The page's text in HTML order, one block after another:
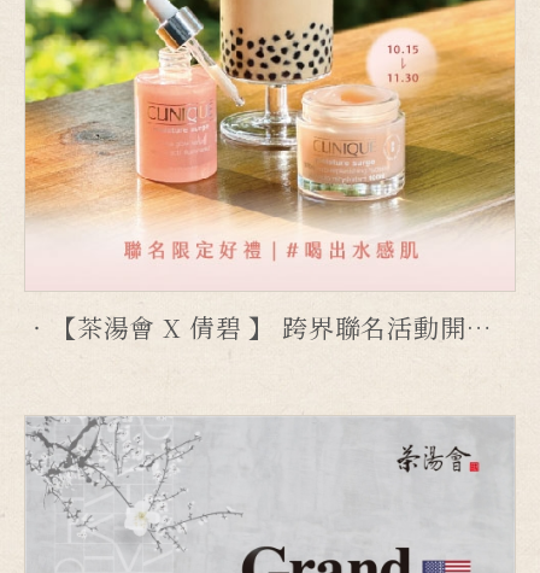
【茶湯會 X 倩碧 】 跨界聯名活動開跑！